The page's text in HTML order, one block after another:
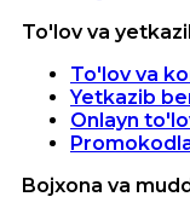
To'lov va
To'lov va
Yetkazib
Onlayn
Bojxona va